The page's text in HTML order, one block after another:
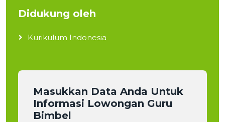
Didukung oleh
Kurikulum Indonesia
Masukkan Data Anda Untuk
Informasi Lowongan Guru
Bimbel